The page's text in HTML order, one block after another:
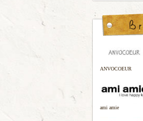
ANVOCOEUR
ami amie